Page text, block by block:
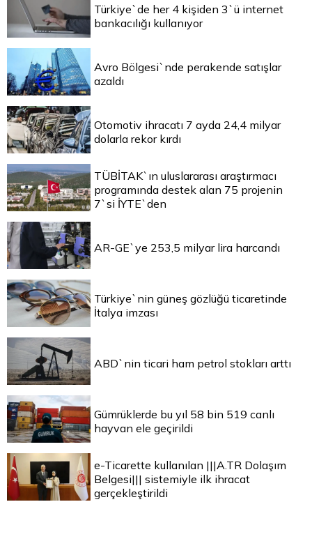
Türkiye`de her 4 kişiden 3`ü internet
bankacılığı kullanıyor
Avro Bölgesi`nde perakende satışlar
azaldı
Otomotiv ihracatı 7 ayda 24,4 milyar
dolarla rekor kırdı
TÜBİTAK`ın uluslararası araştırmacı
programında destek alan 75 projenin
7`si İYTE`den
AR-GE`ye 253,5 milyar lira harcandı
Türkiye`nin güneş gözlüğü ticaretinde
İtalya imzası
ABD`nin ticari ham petrol stokları arttı
Gümrüklerde bu yıl 58 bin 519 canlı
hayvan ele geçirildi
e-Ticarette kullanılan |||A.TR Dolaşım
Belgesi||| sistemiyle ilk ihracat
gerçekleştirildi